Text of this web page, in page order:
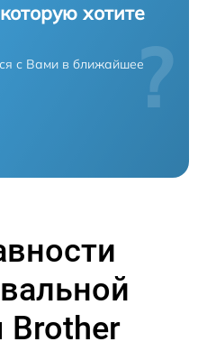
хотите
с Вами в ближайшее?